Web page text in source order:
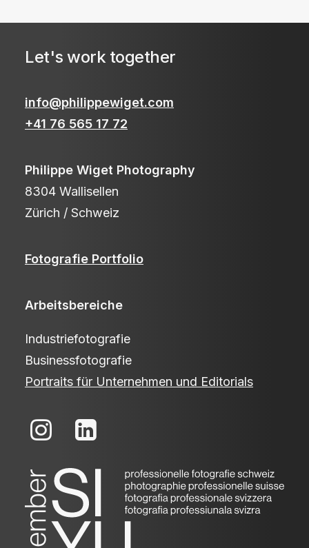
Let's work together
info@philippewiget.com
+41 76 565 17 72
Philippe Wiget Photography
8304 Wallisellen
Zürich / Schweiz
Fotografie Portfolio
Arbeitsbereiche
Industriefotografie
Businessfotografie
Portraits für Unternehmen und Editorials